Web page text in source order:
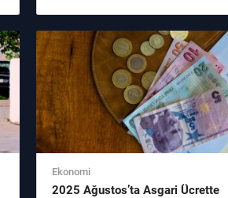
Ekonomi
2025 Ağustos’ta Asgari Ücrette